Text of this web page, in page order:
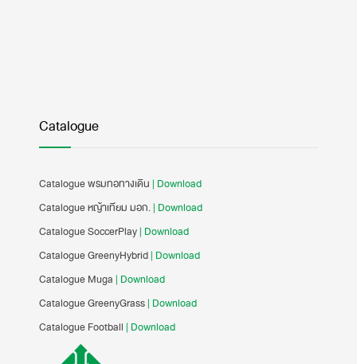
Catalogue
Catalogue พรมทอทางเดิน | Download
Catalogue หญ้าเทียม มอก.| Download
Catalogue SoccerPlay| Download
Catalogue GreenyHybrid| Download
Catalogue Muga | Download
Catalogue GreenyGrass| Download
Catalogue Football | Download